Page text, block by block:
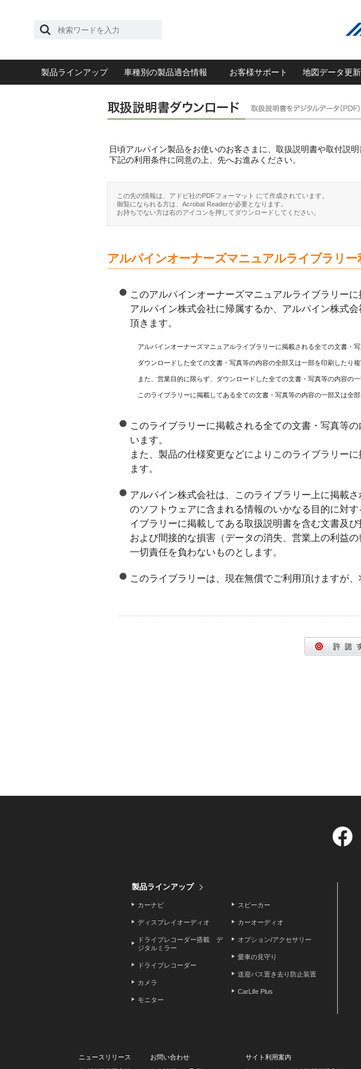
製品ラインアップ 車種別の製品適合情報 お客様サポート 地図データ更新
日頃アルパイン製品をお使いのお客さまに、取扱説明書や取付説
下記の利用条件に同意の上、先へお進みください。
この先の情報は、アドビ社のPDFフォーマット にて作成されています。
御覧になられる方は、Acrobat Readerが必要となります。
お持ちでない方は右のアイコンを押してダウンロードしてください。
アルパインオーナーズマニュアルライブラリー
このアルパインオーナーズマニュアルライブラリー
アルパイン株式会社に帰属するか、アルパイン株式
頂きます。
アルパインオーナーズマニュアルライブラリーに掲載される全ての文書・
ダウンロードした全ての文書・写真等の内容の全部又は一部を印刷したり
また、営業目的に限らず、ダウンロードした全ての文書・写真等の内容の
このライブラリーに掲載してある全ての文書・写真等の内容の一部又は全
このライブラリーに掲載される全ての文書・写真等
います。
また、製品の仕様変更などによりこのライブラリー
ます。
アルパイン株式会社は、このライブラリー上に掲載
のソフトウェアに含まれる情報のいかなる目的に対
イブラリーに掲載してある取扱説明書を含む文書及
および間接的な損害（データの消失、営業上の利益
一切責任を負わないものとします。
このライブラリーは、現在無償でご利用頂けますが
製品ラインアップ
カーナビ
ディスプレイオーディオ
ドライブレコーダー搭載 デ
ジタルミラー
ドライブレコーダー
カメラ
モニター
スピーカー
カーオーディオ
オプション/アクセサリー
愛車の見守り
送迎バス置き去り防止装置
CarLife Plus
ニュースリリース お問い合わせ
サイト利用案内